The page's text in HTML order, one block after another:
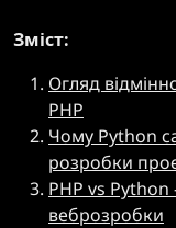
Зміст:
Огляд
PHP
Чому Python
розробки
PHP vs Python
веброзробки